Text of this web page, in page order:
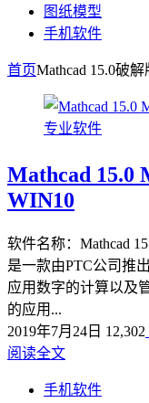
图纸模型
手机软件
首页Mathcad 15.0破解
专业软件
Mathcad 15.0
WIN10
软件名称：Mathcad
是一款由PTC公司推
应用数字的计算以及
的应用...
2019年7月24日 12,302
阅读全文
手机软件